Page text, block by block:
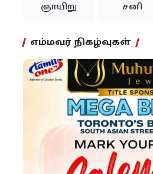
ஞாயிறு சனி
எம்மவர் நிகழ்வுகள்